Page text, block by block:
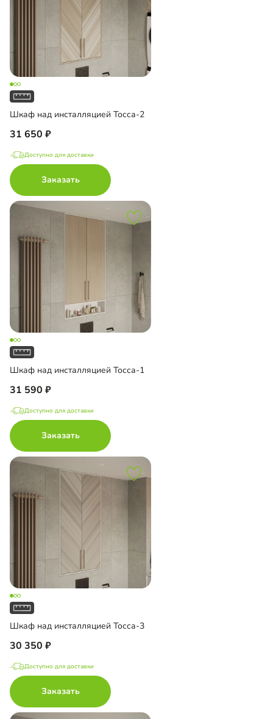
Шкаф над инсталляцией Тосса-2
31 650
Доступно для доставки
Заказать
Шкаф над инсталляцией Тосса-1
31 590
Доступно для доставки
Заказать
Шкаф над инсталляцией Тосса-3
30 350
Доступно для доставки
Заказать